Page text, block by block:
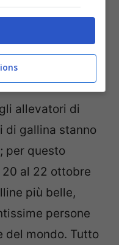
come Tori
adottato
allevatori di
di gallina stanno
per questo
al 22 ottobre
più belle,
persone
del mondo. Tutto